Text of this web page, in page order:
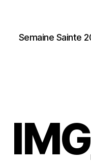
Semaine Sainte